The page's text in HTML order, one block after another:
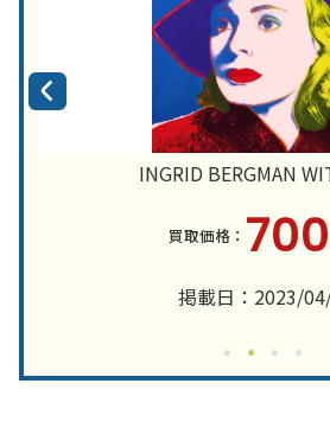
INGRID BERGMAN
700
掲載日：2023/